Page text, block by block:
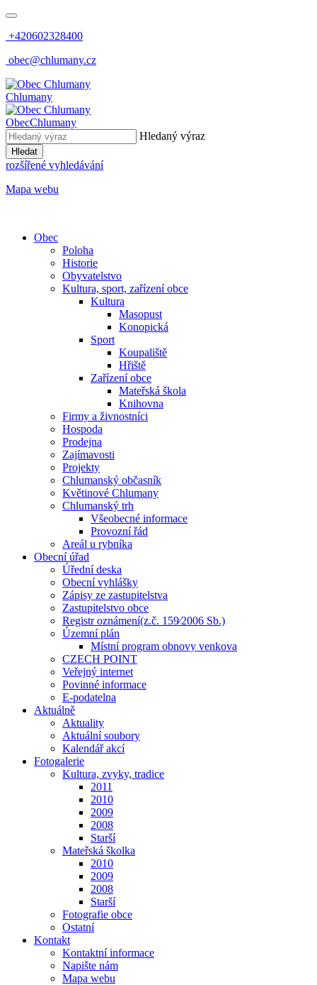
+420602328400
obec@chlumany.cz
Chlumany
ObecChlumany
Hledaný výraz
Hledat
rozšířené vyhledávání
Mapa webu
Obec
Poloha
Historie
Obyvatelstvo
Kultura, sport, zařízení obce
Kultura
Masopust
Konopická
Sport
Koupaliště
Hřiště
Zařízení obce
Mateřská škola
Knihovna
Firmy a živnostníci
Hospoda
Prodejna
Zajímavosti
Projekty
Chlumanský občasník
Květinové Chlumany
Chlumanský trh
Všeobecné informace
Provozní řád
Areál u rybníka
Obecní úřad
Úřední deska
Obecní vyhlášky
Zápisy ze zastupitelstva
Zastupitelstvo obce
Registr oznámení(z.č. 159⁄2006 Sb.)
Územní plán
Místní program obnovy venkova
CZECH POINT
Veřejný internet
Povinné informace
E-podatelna
Aktuálně
Aktuality
Aktuální soubory
Kalendář akcí
Fotogalerie
Kultura, zvyky, tradice
2011
2010
2009
2008
Starší
Mateřská školka
2010
2009
2008
Starší
Fotografie obce
Ostatní
Kontakt
Kontaktní informace
Napište nám
Mapa webu